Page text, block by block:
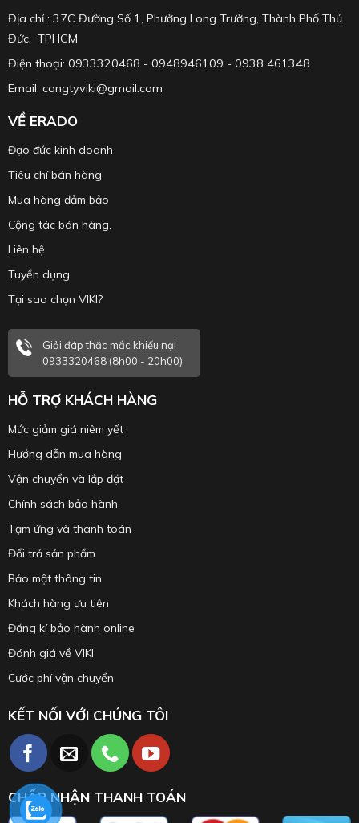
Địa chỉ : 37C Đường Số 1, Phường Long Trường, Thành Phố Thủ
Đức, TPHCM
Điện thoại: 0933320468 - 0948946109 - 0938 461348
Email: congtyviki@gmail.com
VỀ ERADO
Đạo đức kinh doanh
Tiêu chí bán hàng
Mua hàng đảm bảo
Cộng tác bán hàng.
Liên hệ
Tuyển dụng
Tại sao chọn VIKI?
Giải đáp thắc mắc khiếu nại
0933320468 (8h00 - 20h00)
HỖ TRỢ KHÁCH HÀNG
Mức giảm giá niêm yết
Hướng dẫn mua hàng
Vận chuyển và lắp đặt
Chính sách bảo hành
Tạm ứng và thanh toán
Đổi trả sản phẩm
Bảo mật thông tin
Khách hàng ưu tiên
Đăng kí bảo hành online
Đánh giá về VIKI
Cước phí vận chuyển
KẾT NỐI VỚI CHÚNG TÔI
CHẤP NHẬN THANH TOÁN